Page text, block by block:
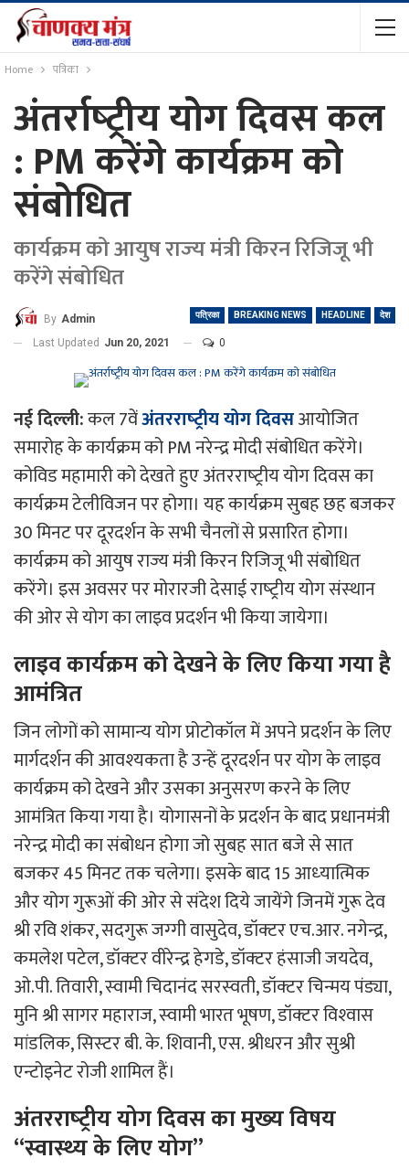
Home पत्रिका
अंतर्राष्‍ट्रीय योग दिवस कल
: PM करेंगे कार्यक्रम को
संबोधित
कार्यक्रम को आयुष राज्‍य मंत्री किरन रिजि‍जू भी
करेंगे संबोधित
पत्रिका BREAKING NEWS HEADLINE देश
By Admin
Last Updated Jun 20, 2021 0
नई दिल्ली:कल 7वेंअंतरराष्‍ट्रीय योग दिवसआयोजित
समारोह के कार्यक्रम को PM नरेन्‍द्र मोदी संबोधित करेंगे।
कोविड महामारी को देखते हुए अंतरराष्‍ट्रीय योग दिवस का
कार्यक्रम टेलीविजन पर होगा। यह कार्यक्रम सुबह छह बजकर
30 मिनट पर दूरदर्शन के सभी चैनलों से प्रसारित होगा।
कार्यक्रम को आयुष राज्‍य मंत्री किरन रिजि‍जू भी संबोधित
करेंगे। इस अवसर पर मोरारजी देसाई राष्‍ट्रीय योग संस्‍थान
की ओर से योग का लाइव प्रदर्शन भी किया जायेगा।
लाइव कार्यक्रम को देखने के लिए किया गया है
आमंत्रित
जिन लोगों को सामान्‍य योग प्रोटोकॉल में अपने प्रदर्शन के लिए
मार्गदर्शन की आवश्‍यकता है उन्‍हें दूरदर्शन पर योग के लाइव
कार्यक्रम को देखने और उसका अनुसरण करने के लिए
आमंत्रित किया गया है। योगासनों के प्रदर्शन के बाद प्रधानमंत्री
नरेन्‍द्र मोदी का संबोधन होगा जो सुबह सात बजे से सात
बजकर 45 मिनट तक चलेगा। इसके बाद 15 आध्‍यात्मिक
और योग गुरूओं की ओर से संदेश दिये जायेंगे जिनमें गुरू देव
श्री रवि शंकर, सदगुरू जग्‍गी वासुदेव, डॉक्‍टर एच.आर. नगेन्‍द्र,
कमलेश पटेल, डॉक्‍टर वीरेन्‍द्र हेगडे, डॉक्‍टर हंसाजी जयदेव,
ओ.पी. तिवारी, स्‍वामी चिदानंद सरस्‍वती, डॉक्‍टर चिन्‍मय पंड्या,
मुनि‍ श्री सागर महाराज, स्‍वामी भारत भूषण, डॉक्‍टर विश्‍वास
मांडलिक, सिस्‍टर बी. के. शिवानी, एस. श्रीधरन और सुश्री
एन्‍टोइनेट रोजी शामिल हैं।
अंतरराष्‍ट्रीय योग दिवस का मुख्‍य विषय
“स्‍वास्‍थ्‍य के लिए योग”